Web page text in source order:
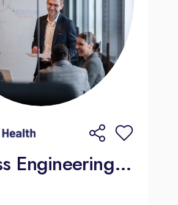
Process Engineering Manager